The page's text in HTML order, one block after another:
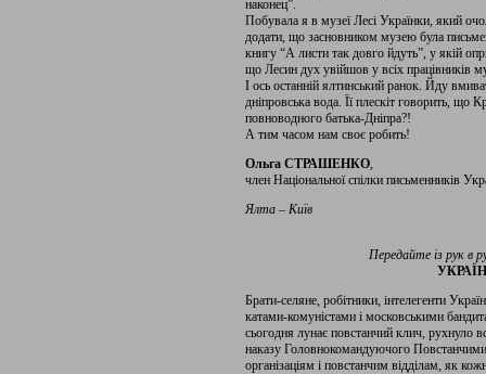
наконец”.
Побувала я в музеї Лесі Українки, який
додати, що засновником музею була
книгу “А листи так довго йдуть”, у якій
що Лесин дух увійшов у всіх працівників
І ось останній ялтинський ранок. Йду
дніпровська вода. Її плескіт говорить,
повноводного батька-Дніпра?!
А тим часом нам своє робить!
Ольга СТРАШЕНКО,
член Національної спілки письменників
Ялта – Київ
Передайте із рук в
Брати-селяне, робітники, інтелегенти
катами-комуністами і московськими
сьогодня лунає повстанчий клич, рухнуло
наказу Головнокомандуючого
організаціям і повстанчим відділам, як